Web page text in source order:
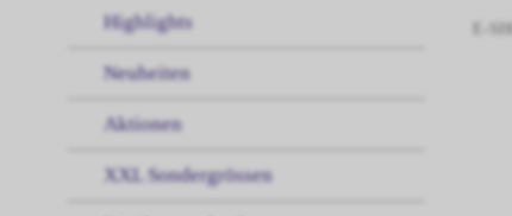
Highlights
Neuheiten
Aktionen
XXL Sondergrössen
E-